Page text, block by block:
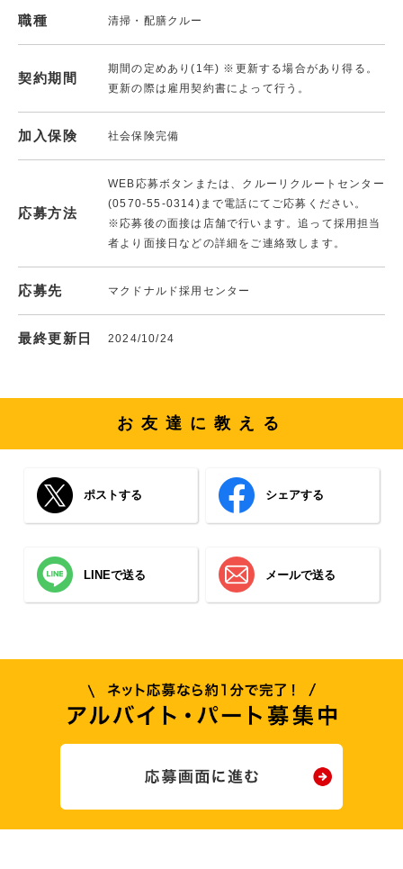
職種 清掃・配膳クルー
契約期間
期間の定めあり(1年) ※更新する場合があり得る。
更新の際は雇用契約書によって行う。
加入保険 社会保険完備
応募方法
WEB応募ボタンまたは、クルーリクルートセンター
(0570-55-0314)まで電話にてご応募ください。
※応募後の面接は店舗で行います。追って採用担当
者より面接日などの詳細をご連絡致します。
応募先 マクドナルド採用センター
最終更新日 2024/10/24
お友達に教える
ポストする シェアする
LINEで送る メールで送る